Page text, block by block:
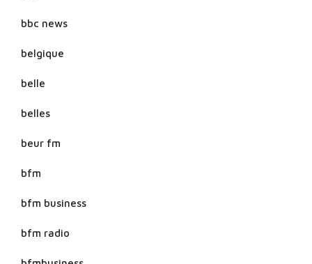
bbc news
belgique
belle
belles
beur fm
bfm
bfm business
bfm radio